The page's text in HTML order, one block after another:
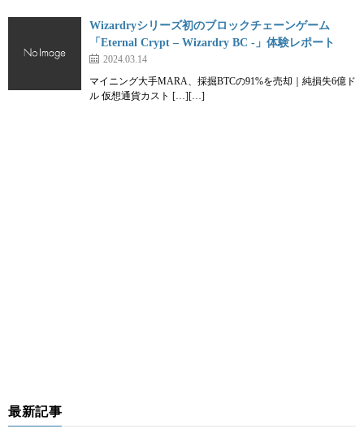
Wizardryシリーズ初のブロックチェーンゲーム
「Eternal Crypt – Wizardry BC -」体験レポート
2024.03.14
マイニング大手MARA、採掘BTCの91%を売却｜純損失6億ド
ル 仮想通貨カスト […][…]
最新記事